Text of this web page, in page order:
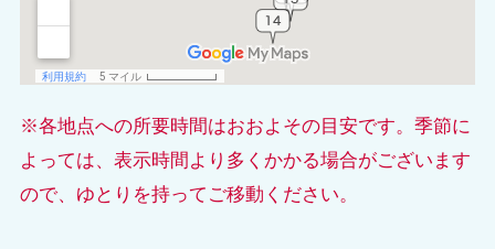
※各地点への所要時間はおおよその目安です。季節に
よっては、表示時間より多くかかる場合がございます
ので、ゆとりを持ってご移動ください。